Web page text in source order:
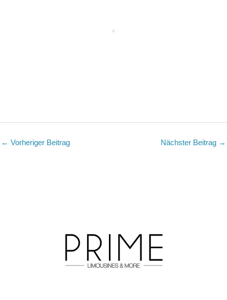
← Vorheriger Beitrag Nächster Beitrag →